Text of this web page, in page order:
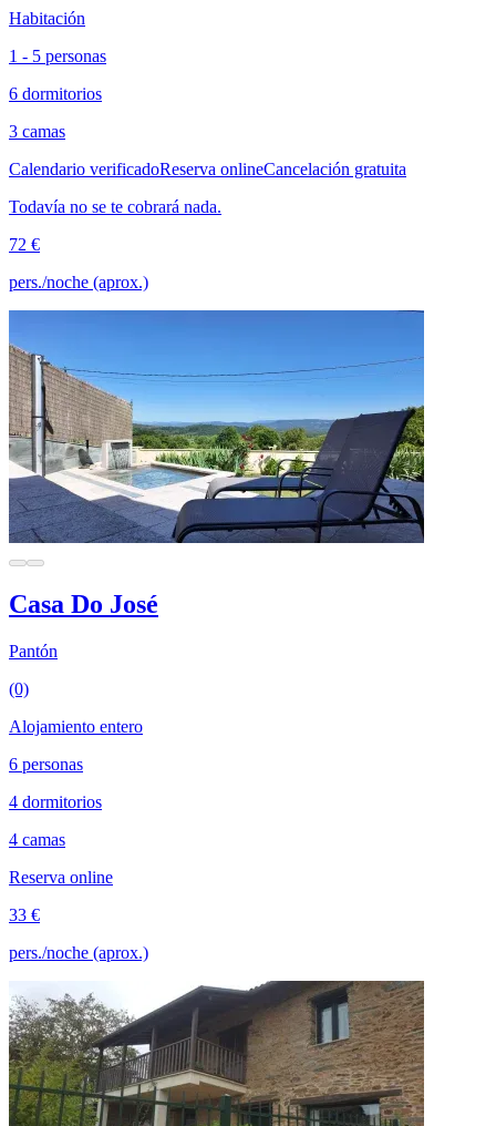
Habitación
1 - 5 personas
6 dormitorios
3 camas
Calendario verificadoReserva onlineCancelación gratuita
Todavía no se te cobrará nada.
72 €
pers./noche (aprox.)
Casa Do José
Pantón
(0)
Alojamiento entero
6 personas
4 dormitorios
4 camas
Reserva online
33 €
pers./noche (aprox.)